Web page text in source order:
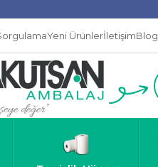
Yeni ÜrünlerİletişimBlog